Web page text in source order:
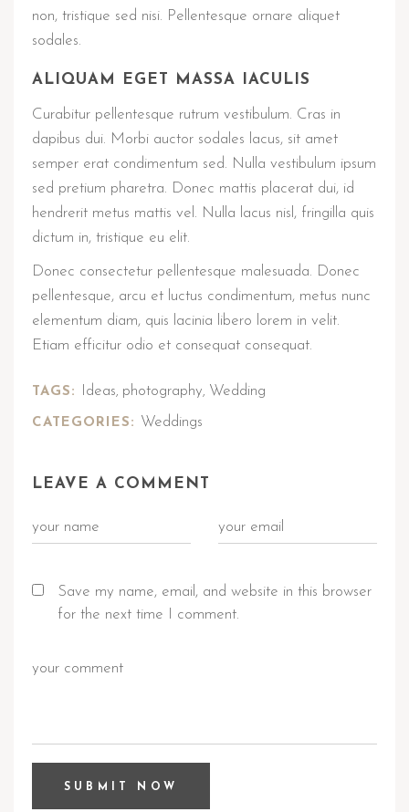
non, tristique sed nisi. Pellentesque ornare aliquet
sodales.
ALIQUAM EGET MASSA IACULIS
Curabitur pellentesque rutrum vestibulum. Cras in
dapibus dui. Morbi auctor sodales lacus, sit amet
semper erat condimentum sed. Nulla vestibulum ipsum
sed pretium pharetra. Donec mattis placerat dui, id
hendrerit metus mattis vel. Nulla lacus nisl, fringilla quis
dictum in, tristique eu elit.
Donec consectetur pellentesque malesuada. Donec
pellentesque, arcu et luctus condimentum, metus nunc
elementum diam, quis lacinia libero lorem in velit.
Etiam efficitur odio et consequat consequat.
TAGS: Ideas, photography, Wedding
CATEGORIES: Weddings
LEAVE A COMMENT
Save my name, email, and website in this browser
for the next time I comment.